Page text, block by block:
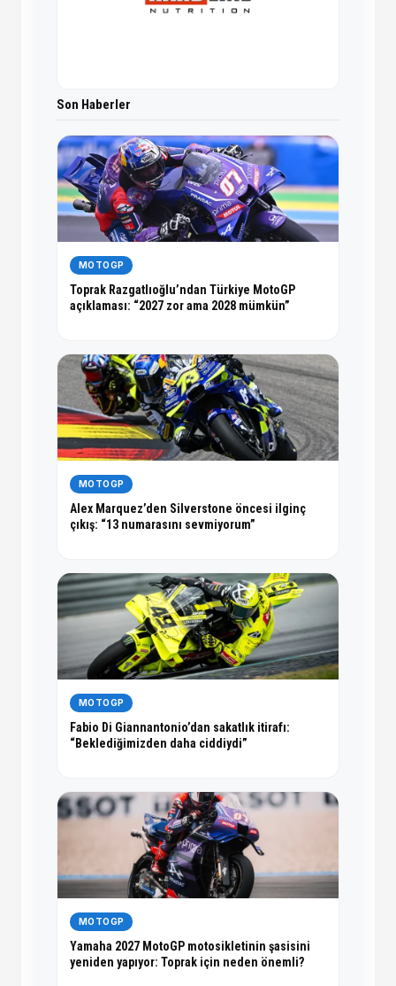
Son Haberler
MOTOGP
Toprak Razgatlıoğlu’ndan Türkiye MotoGP
açıklaması: “2027 zor ama 2028 mümkün”
MOTOGP
Alex Marquez’den Silverstone öncesi ilginç
çıkış: “13 numarasını sevmiyorum”
MOTOGP
Fabio Di Giannantonio’dan sakatlık itirafı:
“Beklediğimizden daha ciddiydi”
MOTOGP
Yamaha 2027 MotoGP motosikletinin şasisini
yeniden yapıyor: Toprak için neden önemli?